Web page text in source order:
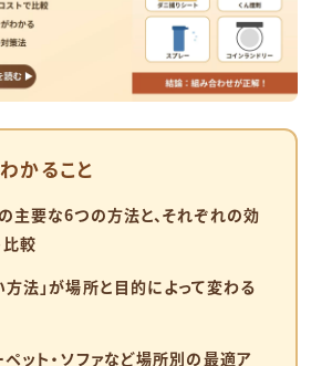
かること
主要な6つの方法と、それぞれの効
比較
方法」が場所と目的によって変わる
ペット・ソファなど場所別の最適ア